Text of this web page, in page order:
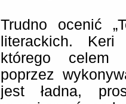
Trudno ocenić
literackich. Keri
którego celem
poprzez
jest ładna,